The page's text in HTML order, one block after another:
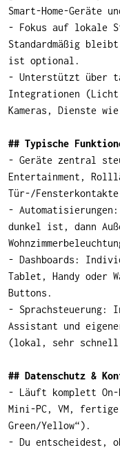
Smart-Home-
- Fokus auf lokale
Standardmäßig
ist optional.
- Unterstützt über
Integrationen (Licht,
Kameras, Dienste
## Typische
- Geräte zentral
Entertainment,
Tür-/
- Automatisierungen:
dunkel ist, dann
- Dashboards:
Tablet, Handy oder
Buttons.
- Sprachsteuerung:
Assistant und
(lokal, sehr schnell,
## Datenschutz &
- Läuft komplett
Mini-PC, VM, fertige
Green/Yellow“).
- Du entscheidest,